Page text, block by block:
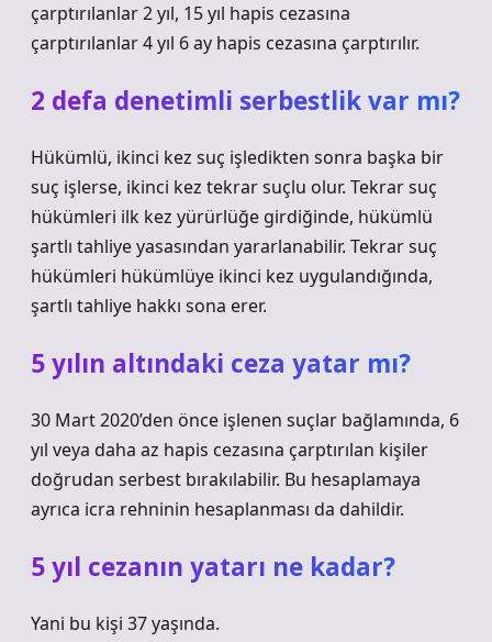
çarptırılanlar 2 yıl, 15 yıl hapis cezasına
çarptırılanlar 4 yıl 6 ay hapis cezasına çarptırılır.
2 defa denetimli serbestlik var mı?
Hükümlü, ikinci kez suç işledikten sonra başka bir
suç işlerse, ikinci kez tekrar suçlu olur. Tekrar suç
hükümleri ilk kez yürürlüğe girdiğinde, hükümlü
şartlı tahliye yasasından yararlanabilir. Tekrar suç
hükümleri hükümlüye ikinci kez uygulandığında,
şartlı tahliye hakkı sona erer.
5 yılın altındaki ceza yatar mı?
30 Mart 2020’den önce işlenen suçlar bağlamında, 6
yıl veya daha az hapis cezasına çarptırılan kişiler
doğrudan serbest bırakılabilir. Bu hesaplamaya
ayrıca icra rehninin hesaplanması da dahildir.
5 yıl cezanın yatarı ne kadar?
Yani bu kişi 37 yaşında.